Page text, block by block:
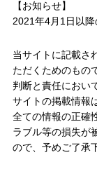
【お知らせ】
2021年4月1日以降
当サイトに記載さ
ただくためのもの
判断と責任におい
サイトの掲載情報
全ての情報の正確
ラブル等の損失が
ので、予めご了承